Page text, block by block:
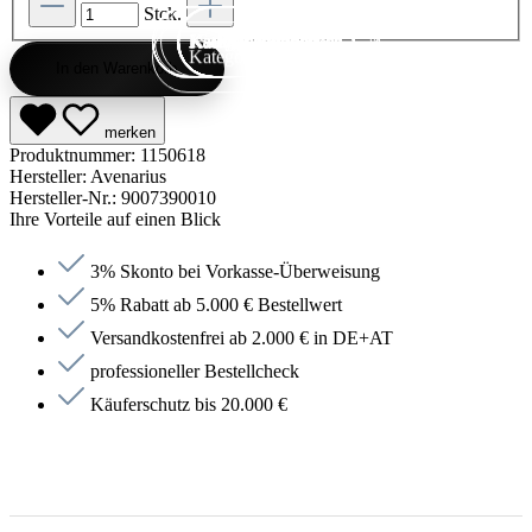
Stck.
In den Warenkorb
merken
Produktnummer: 1150618
Hersteller: Avenarius
Hersteller-Nr.: 9007390010
Ihre Vorteile auf einen Blick
3% Skonto bei Vorkasse-Überweisung
5% Rabatt ab 5.000 € Bestellwert
Versandkostenfrei ab 2.000 € in DE+AT
professioneller Bestellcheck
Käuferschutz bis 20.000 €
Jetzt shoppen
Jetzt shoppen
Jetzt anfragen
Jetzt anfragen
Jetzt shoppen
Jetzt anfragen
Jetzt shoppen
Jetzt shoppen
Jetzt shoppen
Jetzt shoppen
Jetzt shoppen
Jetzt anfragen
Jetzt anfragen
Jetzt shoppen
Jetzt anfragen
Jetzt anfragen
Jetzt shoppen
Jetzt shoppen
Jetzt shoppen
Kategorie endecken
Kategorie entdecken
Kategorie entdecken
Kategorie entdecken
Kategorie entdecken
Kategorie entdecken
Kategorie entdecken
Kategorie entdecken
Kategorie entdecken
Kategorie entdecken
Kategorie entdecken
Kategorie entdecken
Saunen entdecken